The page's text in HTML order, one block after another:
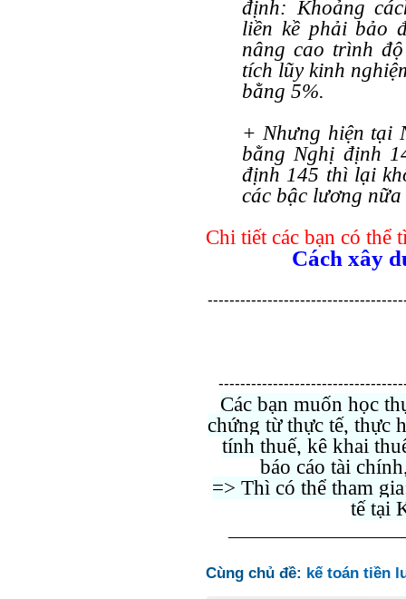
định: Khoảng
liền kề phải bảo
nâng cao trình
tích lũy kinh
bằng 5%.
+ Nhưng hiện tại
bằng Nghị định
định 145 thì lại
các bậc lương nữa
Chi tiết các bạn có thể
Cách xây
Các bạn muốn học
chứng từ thực tế, thực
tính thuế, kê khai
báo cáo tài
=> Thì có thể tham
tế tại
Cùng chủ đề: kế toán tiền